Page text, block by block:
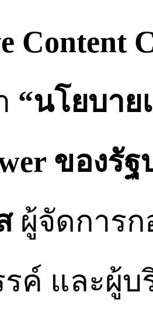
Content
“นโยบา
ของรั
ผู้จัดการ
รค์ และผู้